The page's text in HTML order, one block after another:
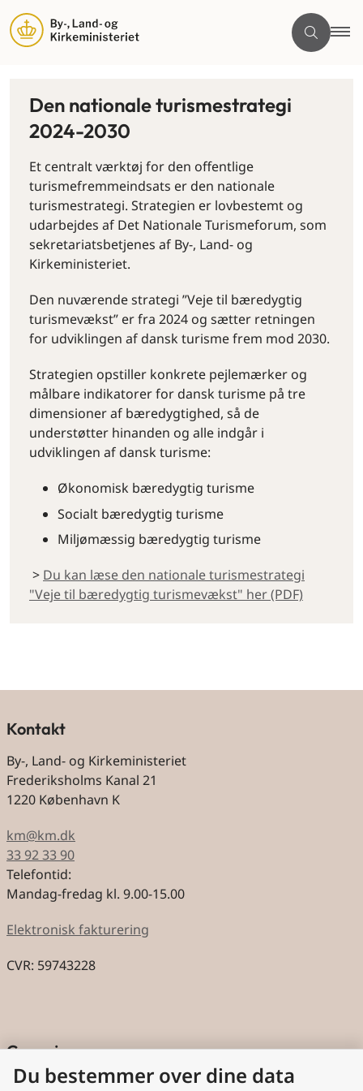
Den nationale turismestrategi
2024-2030
Et centralt værktøj for den offentlige
turismefremmeindsats er den nationale
turismestrategi. Strategien er lovbestemt og
udarbejdes af Det Nationale Turismeforum, som
sekretariatsbetjenes af By-, Land- og
Kirkeministeriet.
Den nuværende strategi ”Veje til bæredygtig
turismevækst” er fra 2024 og sætter retningen
for udviklingen af dansk turisme frem mod 2030.
Strategien opstiller konkrete pejlemærker og
målbare indikatorer for dansk turisme på tre
dimensioner af bæredygtighed, så de
understøtter hinanden og alle indgår i
udviklingen af dansk turisme:
Økonomisk bæredygtig turisme
Socialt bæredygtig turisme
Miljømæssig bæredygtig turisme
> Du kan læse den nationale turismestrategi
"Veje til bæredygtig turismevækst" her (PDF)
Kontakt
By-, Land- og Kirkeministeriet
Frederiksholms Kanal 21
1220 København K
km@km.dk
33 92 33 90
Telefontid:
Mandag-fredag kl. 9.00-15.00
Elektronisk fakturering
CVR: 59743228
Genveje
Cookies
Du bestemmer over dine data